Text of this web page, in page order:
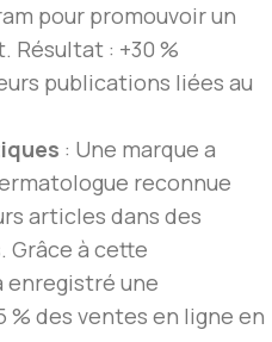
pour promouvoir un
Résultat : +30 %
publications liées au
: Une marque a
reconnue
articles dans des
Grâce à cette
enregistré une
des ventes en ligne en